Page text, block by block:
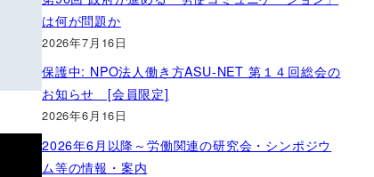
は何が問題か
2026年7月16日
保護中: NPO法人働き方ASU-NET 第１４回総会の
お知らせ [会員限定]
2026年6月16日
2026年6月以降～労働関連の研究会・シンポジウ
ム等の情報・案内